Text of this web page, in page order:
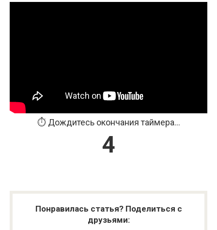
⏱️ Дождитесь окончания таймера...
3
Понравилась статья? Поделиться с
друзьями: